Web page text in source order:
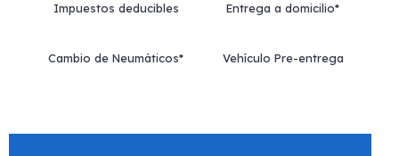
Impuestos deducibles Entrega a domicilio*
Cambio de Neumáticos* Vehículo Pre-entrega